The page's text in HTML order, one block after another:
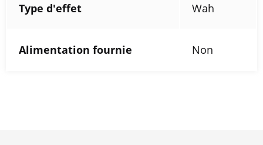
Type d'effet Wah
Alimentation fournie Non